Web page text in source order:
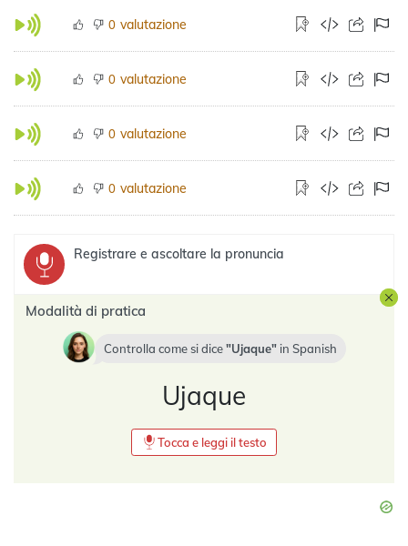
0 valutazione
0 valutazione
0 valutazione
0 valutazione
Registrare e ascoltare la pronuncia
Modalità di pratica
Controlla come si dice Ujaque in Spanish
Ujaque
Tocca e leggi il testo